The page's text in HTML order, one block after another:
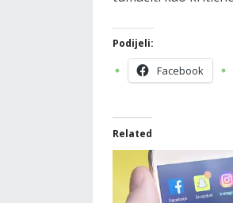
Podijeli:
Facebook
Related